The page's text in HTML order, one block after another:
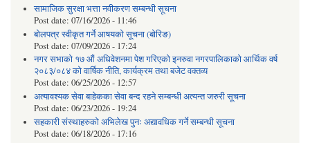
सामाजिक सुरक्षा भत्ता नवीकरण सम्बन्धी सूचना
Post date: 07/16/2026 - 11:46
बोलपत्र स्वीकृत गर्ने आषयको सूचना (बोरिङ)
Post date: 07/09/2026 - 17:24
नगर सभाको १७ औं अधिवेशनमा पेश गरिएको इनरुवा नगरपालिकाको आर्थिक वर्ष
२०८३/०८४ को वार्षिक नीति, कार्यक्रम तथा बजेट वक्तव्य
Post date: 06/25/2026 - 12:57
अत्यावश्यक सेवा बाहेकका सेवा बन्द रहने सम्बन्धी अत्यन्त जरुरी सूचना
Post date: 06/23/2026 - 19:24
सहकारी संस्थाहरुको अभिलेख पुनः अद्यावधिक गर्ने सम्बन्धी सूचना
Post date: 06/18/2026 - 17:16